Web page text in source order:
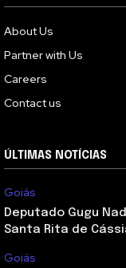
About Us
Partner with Us
Careers
Contact us
ÚLTIMAS NOTÍCIAS
Goiás
Deputado Gugu
Santa Rita de
Goiás